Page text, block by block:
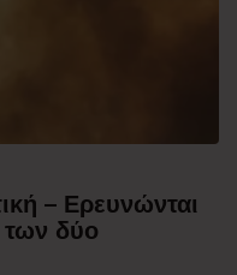
– Ερευνώνται
των δύο